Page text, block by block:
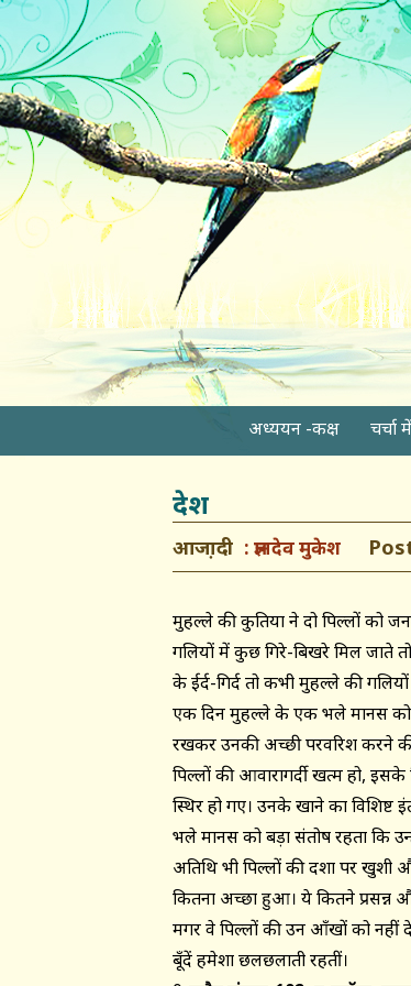
अध्ययन -कक्ष चर्चा में
देश
आजा़दी ज्ञानदेव मुकेश
मुहल्ले की कुतिया ने दो पिल्लों को
गलियों में कुछ गिरे-बिखरे मिल जाते
के ईर्द-गिर्द तो कभी मुहल्ले की
एक दिन मुहल्ले के एक भले मानस को
रखकर उनकी अच्छी परवरिश करने की
पिल्लों की आवारागर्दी खत्म हो,
स्थिर हो गए। उनके खाने का
भले मानस को बड़ा संतोष रहता कि
अतिथि भी पिल्लों की दशा पर खुशी
कितना अच्छा हुआ। ये कितने प्रसन्न
मगर वे पिल्लों की उन आँखों को
बूँदें हमेशा छलछलाती रहतीं।